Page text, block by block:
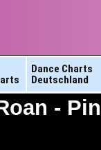
Dance Charts
Deutschland
-